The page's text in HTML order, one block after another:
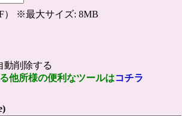
） ※最大サイズ: 8MB
動削除する
他所様の便利なツールはコチラ